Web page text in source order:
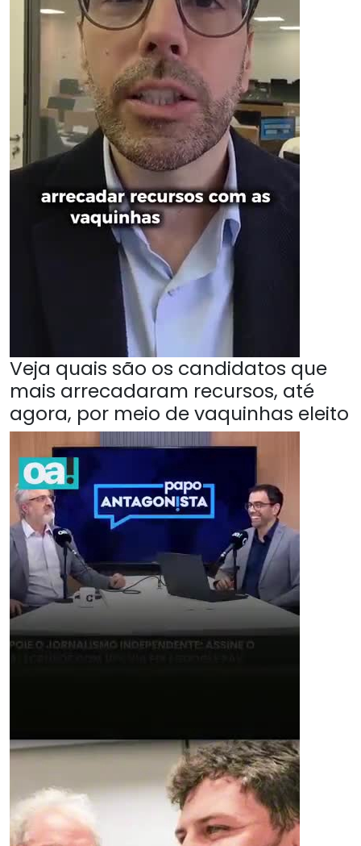
Veja quais são os candidatos que
mais arrecadaram recursos, até
agora, por meio de vaquinhas eleito